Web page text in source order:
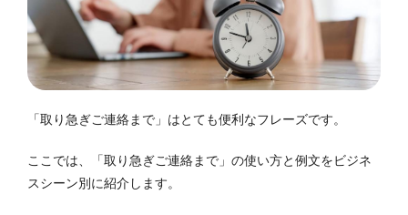
「取り急ぎご連絡まで」はとても便利なフレーズです。
ここでは、「取り急ぎご連絡まで」の使い方と例文をビジネ
スシーン別に紹介します。